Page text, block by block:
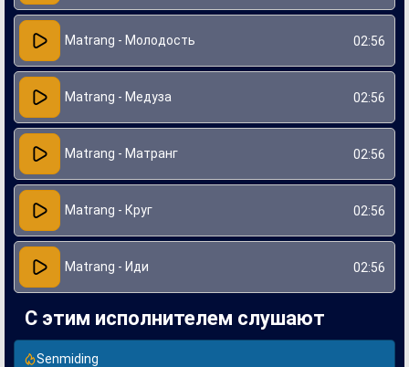
Matrang - Молодость 02:56
Matrang - Медуза 02:56
Matrang - Матранг 02:56
Matrang - Круг 02:56
Matrang - Иди 02:56
С этим исполнителем слушают
Senmiding